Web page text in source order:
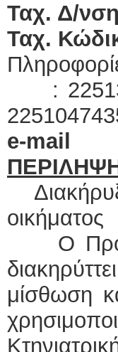
Ταχ.
Ταχ.
:
e-
οικήματος
Ο
μίσθωση